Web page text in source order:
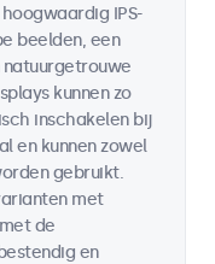
IPS-
beelden, een
natuurgetrouwe
kunnen zo
inschakelen bij
en kunnen zowel
gebruikt.
met
de
en